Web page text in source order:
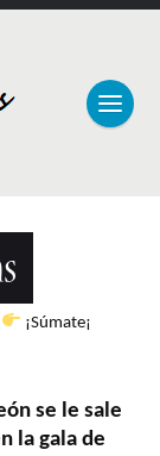
¡Súmate¡
se le sale
la gala de